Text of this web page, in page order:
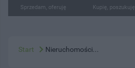
Sprzedam, oferuję Kupię, poszukuję
Start Nieruchomości...